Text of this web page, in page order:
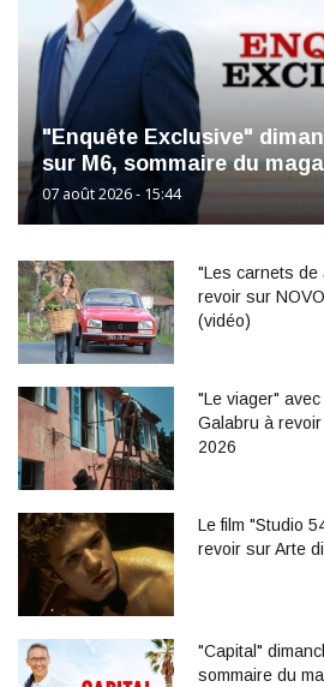
"Enquête Exclusive"
sur M6, sommaire du
07 août 2026 - 15:44
"Les carnets de
revoir sur
(vidéo)
"Le viager"
Galabru à
2026
Le film "Studio
revoir sur Arte
"Capital"
sommaire du